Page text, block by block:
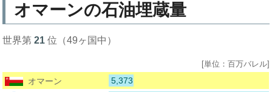
オマーンの石油埋蔵量
世界第21 位（49ヶ国中）
[単位：百万バレル]
オマーン
5,373